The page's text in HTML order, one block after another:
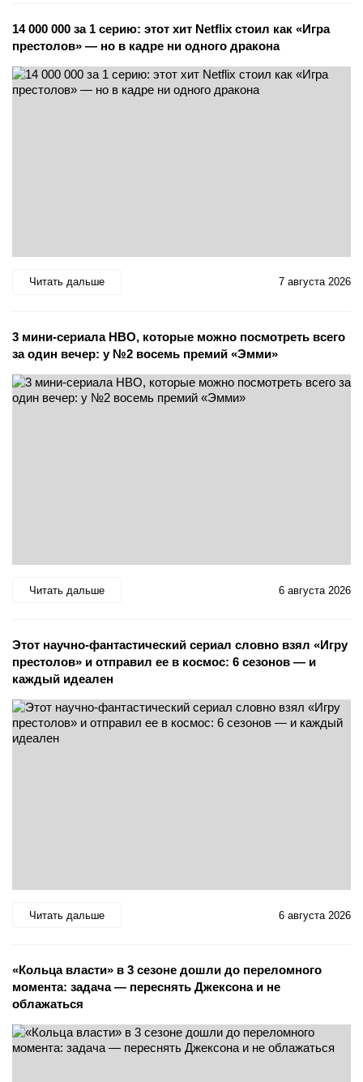
14 000 000 за 1 серию: этот хит Netflix стоил как «Игра
престолов» — но в кадре ни одного дракона
Читать дальше 7 августа 2026
3 мини-сериала HBO, которые можно посмотреть всего
за один вечер: у №2 восемь премий «Эмми»
Читать дальше 6 августа 2026
Этот научно-фантастический сериал словно взял «Игру
престолов» и отправил ее в космос: 6 сезонов — и
каждый идеален
Читать дальше 6 августа 2026
«Кольца власти» в 3 сезоне дошли до переломного
момента: задача — переснять Джексона и не
облажаться